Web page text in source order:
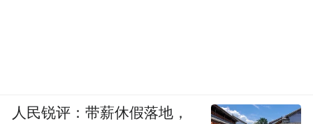
人民锐评：带薪休假落地，